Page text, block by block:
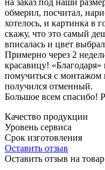
обмерил, посчитал,
хотелось, и картинка в
скажу, что это самый
вписалась и цвет
Примерно через 2
красавицу!
помучиться с монтажом
получился отменный.
Большое всем спасибо!
Качество продукции
Уровень сервиса
Срок изготовления
Оставить отзыв
Оставить отзыв на